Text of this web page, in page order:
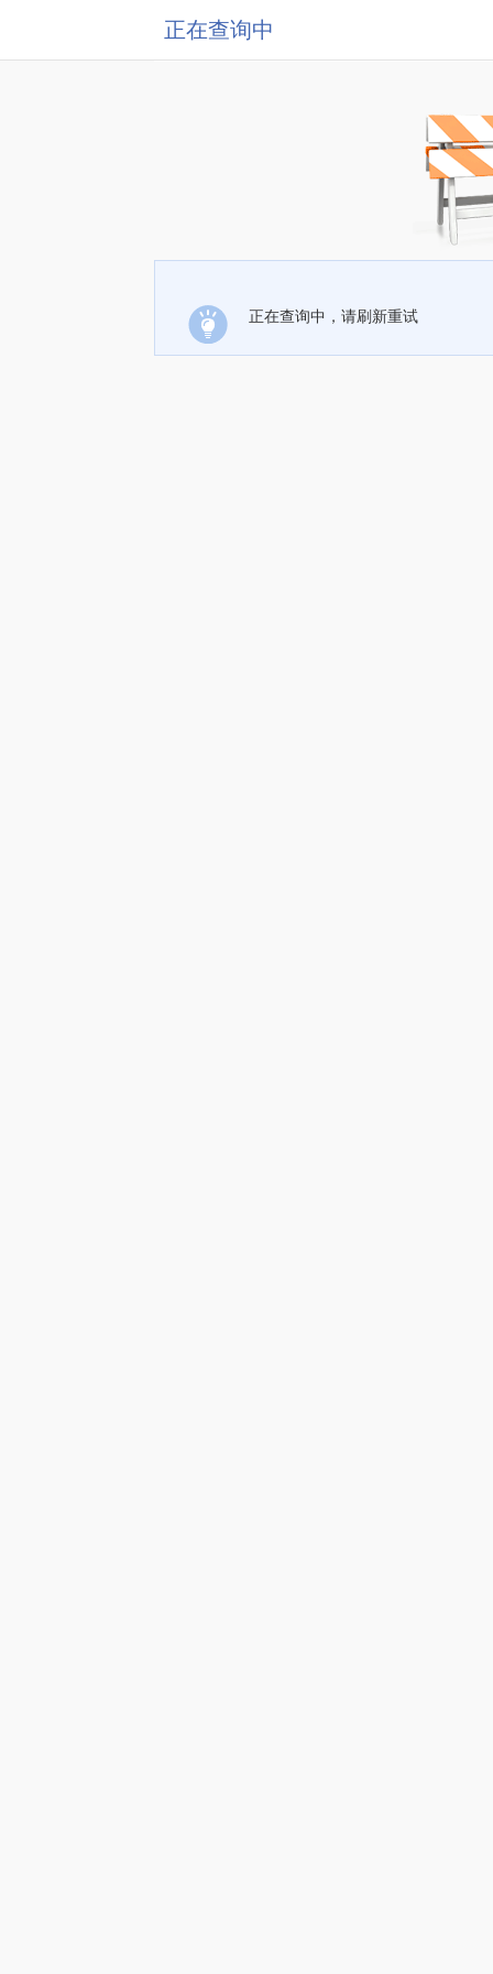
正在查询中
正在查询中，请刷新重试